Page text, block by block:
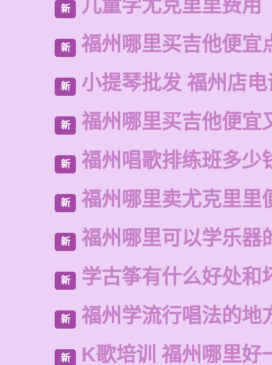
新 儿童学尤克里里费用
新 福州哪里买吉他便宜
新 小提琴批发 福州店
新 福州哪里买吉他便宜
新 福州唱歌排练班多少
新 福州哪里卖尤克里里
新 福州哪里可以学乐器
新 学古筝有什么好处和
新 福州学流行唱法的地
新 K歌培训 福州哪里好